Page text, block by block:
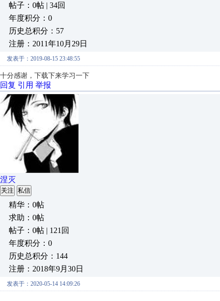
帖子：0帖 | 34回
年度积分：0
历史总积分：57
注册：2011年10月29日
发表于：2019-08-15 23:48:55
十分感谢，下载下来学习一下
回复 引用 举报
涅灭
关注 私信
精华：0帖
求助：0帖
帖子：0帖 | 121回
年度积分：0
历史总积分：144
注册：2018年9月30日
发表于：2020-05-14 14:09:26